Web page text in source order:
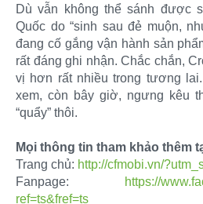
Dù vẫn không thể sánh được
Quốc do “sinh sau đẻ muộn,
đang cố gắng vận hành sản
rất đáng ghi nhận. Chắc chắn,
vị hơn rất nhiều trong tương
xem, còn bây giờ, ngưng kêu
“quẩy” thôi.
Mọi thông tin tham khảo thêm
Trang chủ: http://cfmobi.vn/
Fanpage:
https://
ref=ts&fref=ts